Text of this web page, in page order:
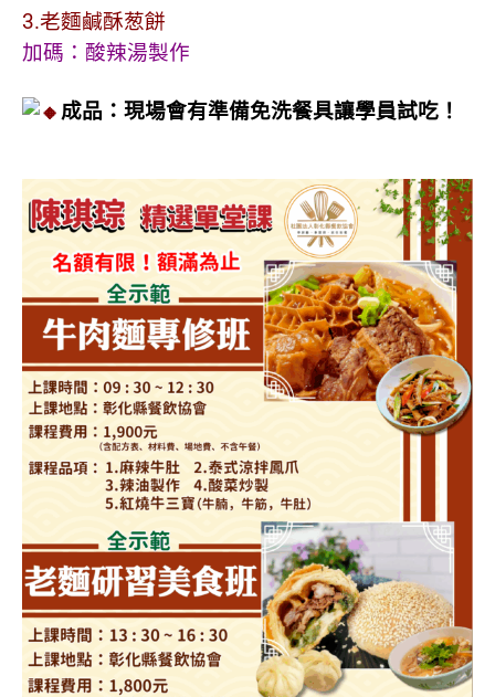
3.老麵鹹酥葱餅
加碼：酸辣湯製作
成品：現場會有準備免洗餐具讓學員試吃！